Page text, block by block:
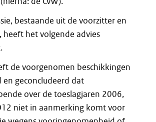
bestaande uit de voorzitter en
heeft het volgende advies
de voorgenomen beschikkingen
en geconcludeerd dat
over de toeslagjaren 2006,
niet in aanmerking komt voor